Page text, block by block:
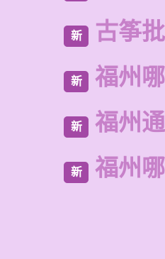
新 古筝
新 福州
新 福州
新 福州